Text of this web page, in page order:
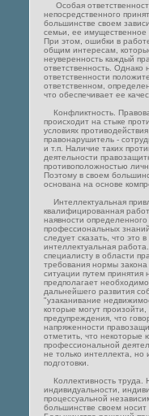
Особая
непосредственного
большинстве своем
семьи, ее
При этом, ошибки в
общим интересам,
неуверенность каждый
ответственность. Однако
ответственности
ответственном,
что обеспечивает ее
Конфликтность.
происходит на стыке
условиях
правонарушитель -
и т.п. Наличие таких
деятельности
противоположностью
Поэтому в своем
основана на основе
Интеллектуальная
квалифицированная
наявности
профессиональных
следует сказать, что это
интеллектуальная
специалисту в области
требования нормы закона
ситуации путем
предполагает
дальнейшего развития
"узаканивание
которые могут
предупреждения, что
напряженности
отметить, что некоторые
профессиональной
не только интеллекта,
подготовки.
Коллективность труда.
индивидуальности,
процессуальной
большинстве своем носит